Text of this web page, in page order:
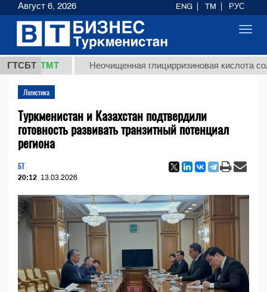
ГТСБТ
ТМТ Неочищенная глицирризиновая кислота
Логистика
Туркменистан и Казахстан подтвердили
готовность развивать транзитный потенциал
региона
БТ
20:12 13.03.2026
Август 6, 2026 ENG TM РУС